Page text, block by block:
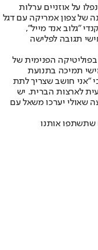
על אוזניים ערלות
של צפון אמריקה עם דגל
"גלוב אנד מייל",
תגובה לפלישה
הפנימית של
תמיכה בתנועת
"אני חושב שצריך לתת
לארצות הברית. יש
שאולי יערכו משאל עם
אותנו